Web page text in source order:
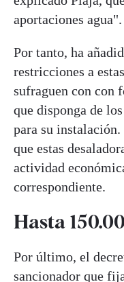
aportaciones agua".
Por tanto, ha
restricciones a
sufraguen con con
que disponga de
para su
que estas
actividad
correspondiente.
Hasta
Por último, el
sancionador que